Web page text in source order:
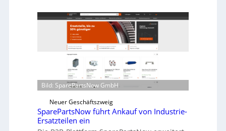
f
ü
r
i
d
i
r
t
e
l
l
n
t
w
i
c
k
Bild: SparePartsNow GmbH
Neuer Geschäftszweig
SparePartsNow führt Ankauf von Industrie-
Ersatzteilen ein